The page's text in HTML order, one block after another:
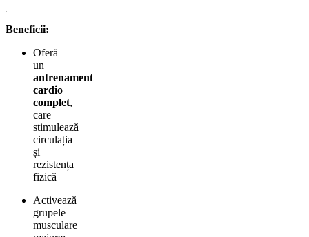
Beneficii:
Oferă
un
antrenament
cardio
complet,
care
stimulează
circulația
și
rezistența
fizică
Activează
grupele
musculare